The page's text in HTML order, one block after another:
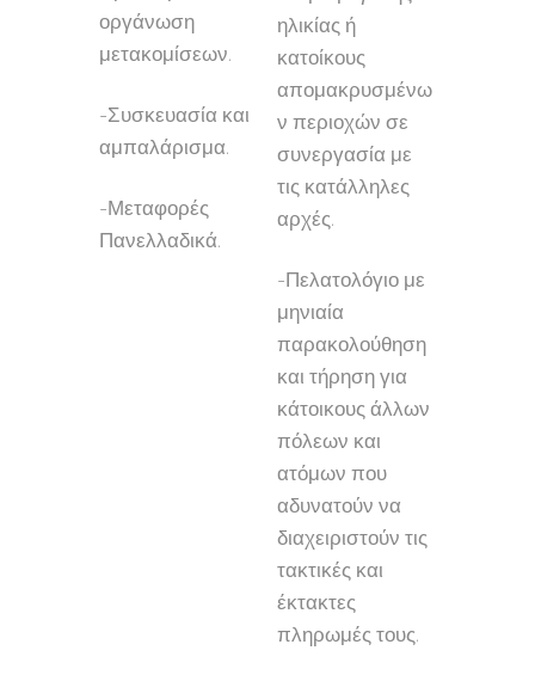
οργάνωση
μετακομίσεων.
-Συσκευασία και
αμπαλάρισμα.
-Μεταφορές
Πανελλαδικά.
ηλικίας ή
κατοίκους
απομακρυσμένω
ν περιοχών σε
συνεργασία με
τις κατάλληλες
αρχές.
-Πελατολόγιο με
μηνιαία
παρακολούθηση
και τήρηση για
κάτοικους άλλων
πόλεων και
ατόμων που
αδυνατούν να
διαχειριστούν τις
τακτικές και
έκτακτες
πληρωμές τους.